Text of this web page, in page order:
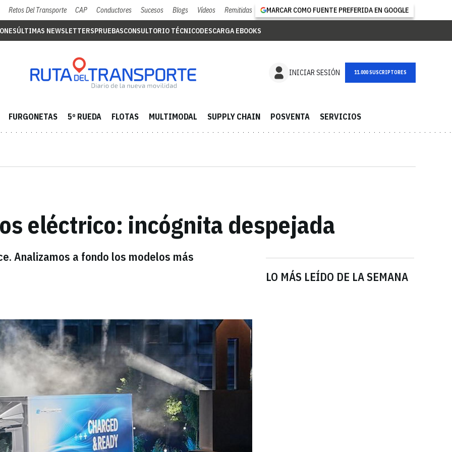
Retos Del Transporte CAP Conductores Sucesos Blogs Vídeos Remitidas MARCAR COMO FUENTE PREFERIDA EN GOOGLE
ÚLTIMAS NEWSLETTERSPRUEBASCONSULTORIO TÉCNICODESCARGA EBOOKS
INICIAR SESIÓN NEWSLETTER
FURGONETAS 5º RUEDA FLOTAS MULTIMODAL SUPPLY CHAIN POSVENTA SERVICIOS
eléctrico: incógnita despejada
Analizamos a fondo los modelos más
LO MÁS LEÍDO DE LA SEMANA